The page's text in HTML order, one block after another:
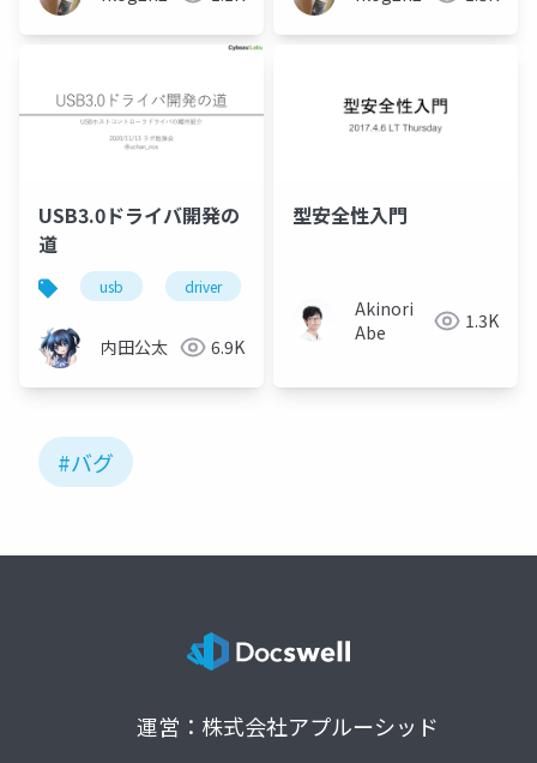
USB3.0ドライバ開発の
道
usb driver
内田公太 6.9K
型安全性入門
Akinori
Abe
1.3K
#バグ
運営：株式会社アプルーシッド